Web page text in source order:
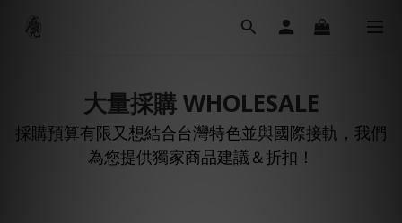
大量採購 WHOLESALE
採購預算有限又想結合台灣特色並與國際接軌，我們
為您提供獨家商品建議＆折扣！